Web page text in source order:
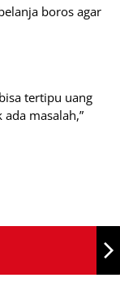
boros agar
tertipu uang
masalah,”